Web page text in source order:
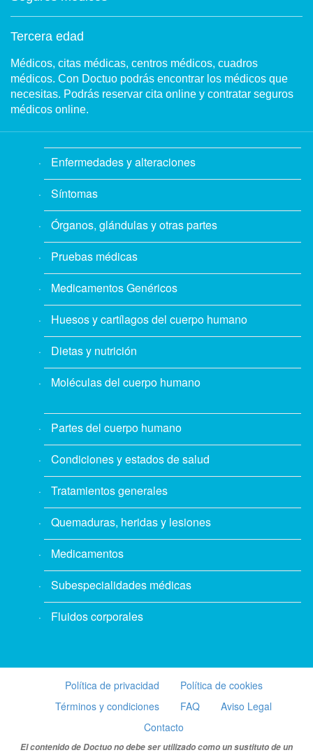
Tercera edad
Médicos, citas médicas, centros médicos, cuadros
médicos. Con Doctuo podrás encontrar los médicos que
necesitas. Podrás reservar cita online y contratar seguros
médicos online.
Enfermedades y alteraciones
Síntomas
Órganos, glándulas y otras partes
Pruebas médicas
Medicamentos Genéricos
Huesos y cartílagos del cuerpo humano
Dietas y nutrición
Moléculas del cuerpo humano
Partes del cuerpo humano
Condiciones y estados de salud
Tratamientos generales
Quemaduras, heridas y lesiones
Medicamentos
Subespecialidades médicas
Fluidos corporales
Política de privacidad
Política de cookies
Términos y condiciones
FAQ
Aviso Legal
Contacto
El contenido de Doctuo no debe ser utilizado como un sustituto de un